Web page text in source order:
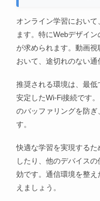
オンライン学習におい
ます。特にWebデザイ
が求められます。動画
おいて、途切れのない通
推奨される環境は、最
安定したWi-Fi接続です
のバッファリングを防
す。
快適な学習を実現する
したり、他のデバイス
効です。通信環境を整
えましょう。